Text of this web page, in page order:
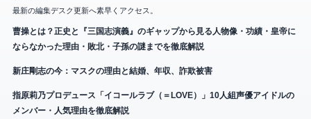
最新の編集デスク更新へ素早くアクセス。
曹操とは？正史と『三国志演義』のギャップから見る人物像・功績・皇帝に
ならなかった理由・敗北・子孫の謎までを徹底解説
新庄剛志の今：マスクの理由と結婚、年収、詐欺被害
指原莉乃プロデュース「イコールラブ（＝LOVE）」10人組声優アイドルの
メンバー・人気理由を徹底解説